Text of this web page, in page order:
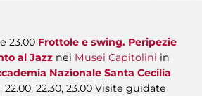
e 23.00 Frottole e swing. Peripezie
al Jazz nei Musei Capitolini in
Nazionale Santa Cecilia
22.00, 22.30, 23.00 Visite guidate